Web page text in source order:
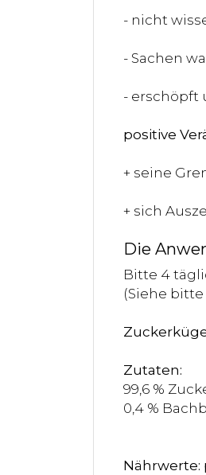
- nicht
- Sachen
- erschöpft
positive
+ seine
+ sich
Die
Bitte 4
(Siehe
Zutaten:
99,6 %
0,4 %
Nährwerte: